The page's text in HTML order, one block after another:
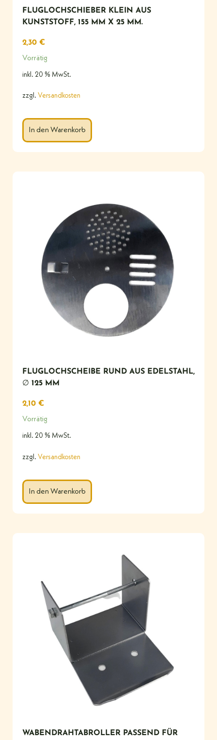
FLUGLOCHSCHIEBER KLEIN AUS
KUNSTSTOFF, 155 MM X 25 MM.
2,30 €
Vorrätig
inkl. 20 % MwSt.
zzgl. Versandkosten
In den Warenkorb
FLUGLOCHSCHEIBE RUND AUS EDELSTAHL,
∅ 125 MM
2,10 €
Vorrätig
inkl. 20 % MwSt.
zzgl. Versandkosten
In den Warenkorb
WABENDRAHTABROLLER PASSEND FÜR